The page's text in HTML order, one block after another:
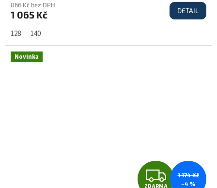
R
M
866 Kč bez DPH
1 065 Kč DETAIL
128 140
Novinka
Z1 174 Kč
–4 %